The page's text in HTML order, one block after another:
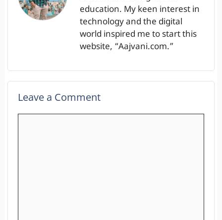
education. My keen interest in
technology and the digital
world inspired me to start this
website, “Aajvani.com.”
Leave a Comment